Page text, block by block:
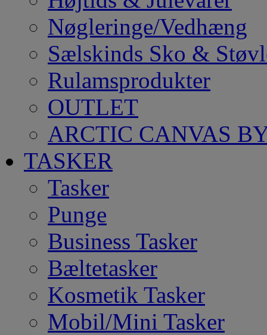
Nøgleringe/Vedhæng
Sælskinds Sko &
Rulamsprodukter
OUTLET
ARCTIC CANVAS
TASKER
Tasker
Punge
Business Tasker
Bæltetasker
Kosmetik Tasker
Mobil/Mini Tasker